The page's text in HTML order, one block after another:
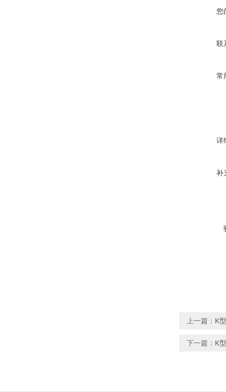
您
联
常
详
补
上一篇： K
下一篇： K